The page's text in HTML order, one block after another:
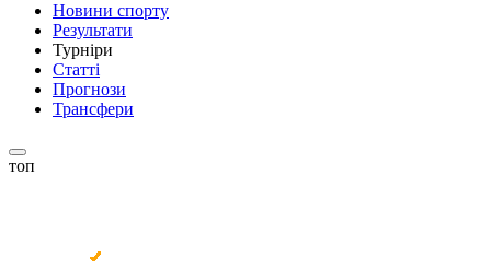
Новини спорту
Результати
Турніри
Статті
Прогнози
Трансфери
топ